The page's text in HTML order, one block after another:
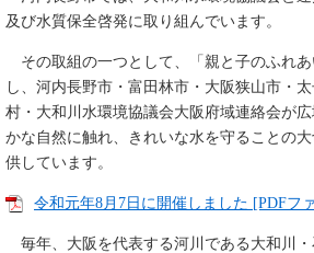
及び水質保全啓発に取り組んでいます。
その取組の一つとして、「親と子のふれ
し、河内長野市・富田林市・大阪狭山市・
村・大和川水環境協議会大阪府域連絡会が
かな自然に触れ、きれいな水を守ることの
供しています。
令和元年8月7日に開催しました [PDFフ
毎年、大阪を代表する河川である大和川・